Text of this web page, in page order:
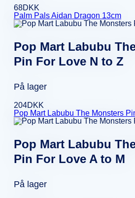
68DKK
Palm Pals Aidan Dragon 13cm
Pop Mart Labubu
Pin For Love N to Z
På lager
204DKK
Pop Mart Labubu The Monsters
Pop Mart Labubu
Pin For Love A to M
På lager